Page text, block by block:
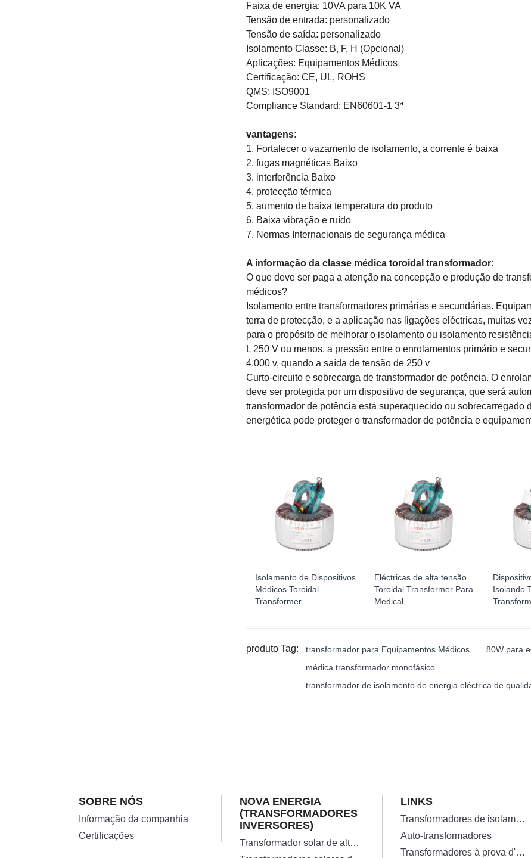
Faixa de energia: 10VA para 10K VA
Tensão de entrada: personalizado
Tensão de saída: personalizado
Isolamento Classe: B, F, H (Opcional)
Aplicações: Equipamentos Médicos
Certificação: CE, UL, ROHS
QMS: ISO9001
Compliance Standard: EN60601-1 3ª
vantagens:
1. Fortalecer o vazamento de isolamento, a corrente é baixa
2. fugas magnéticas Baixo
3. interferência Baixo
4. protecção térmica
5. aumento de baixa temperatura do produto
6. Baixa vibração e ruído
7. Normas Internacionais de segurança médica
A informação da classe médica toroidal transformador:
O que deve ser paga a atenção na concepção e produção de
médicos?
Isolamento entre transformadores primárias e secundárias.
terra de protecção, e a aplicação nas ligações eléctricas, muitas
para o propósito de melhorar o isolamento ou isolamento
L 250 V ou menos, a pressão entre o enrolamentos primário e
4.000 v, quando a saída de tensão de 250 v
Curto-circuito e sobrecarga de transformador de potência. O
deve ser protegida por um dispositivo de segurança, que será
transformador de potência está superaquecido ou sobrecarregado
energética pode proteger o transformador de potência e
Isolamento de Dispositivos
Médicos Toroidal
Transformer
Eléctricas de alta tensão
Toroidal Transformer Para
Medical
Isolando
produto Tag: transformador para Equipamentos Médicos
80W para
médica transformador monofásico
transformador de isolamento de energia eléctrica de
SOBRE NÓS
Informação da companhia
Certificações
NOVA ENERGIA
(TRANSFORMADORES
INVERSORES)
Transformador solar de alta eficiência na rede
LINKS
Transformadores de isolamento
Auto-transformadores
Transformadores à prova d'água